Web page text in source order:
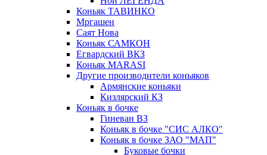
Коньяк ТАВИНКО
Мргашен
Саят Нова
Коньяк САМКОН
Егвардский ВКЗ
Коньяк MARASI
Другие производители коньяков
Армянские коньяки
Кизлярский КЗ
Коньяк в бочке
Гиневан ВЗ
Коньяк в бочке "СИС АЛКО"
Коньяк в бочке ЗАО "МАП"
Буковые бочки